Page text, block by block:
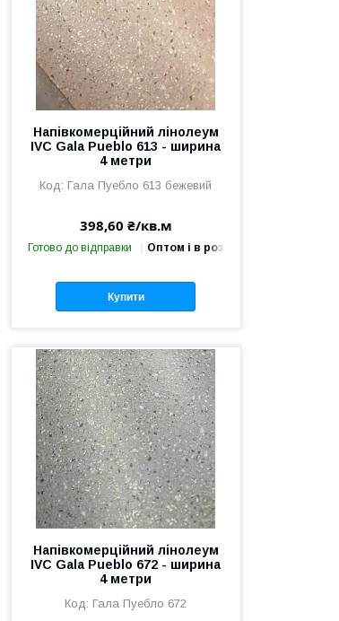
Напівкомерційний лінолеум
IVC Gala Pueblo 613 - ширина
4 метри
Гала Пуебло 613 бежевий
398,60 ₴/кв.м
Готово до відправки Оптом і в роздріб
Купити
Напівкомерційний лінолеум
IVC Gala Pueblo 672 - ширина
4 метри
Гала Пуебло 672